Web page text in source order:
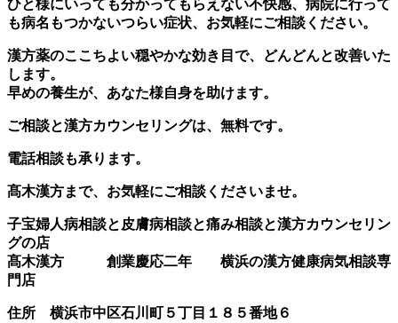
ひと様にいっても分かってもらえない不快感、病院に行って
も病名もつかないつらい症状、お気軽にご相談ください。
漢方薬のここちよい穏やかな効き目で、どんどんと改善いた
します。
早めの養生が、あなた様自身を助けます。
ご相談と漢方カウンセリングは、無料です。
電話相談も承ります。
髙木漢方まで、お気軽にご相談くださいませ。
子宝婦人病相談と皮膚病相談と痛み相談と漢方カウンセリン
グの店
髙木漢方 創業慶応二年 横浜の漢方健康病気相談専
門店
住所 横浜市中区石川町５丁目１８５番地６